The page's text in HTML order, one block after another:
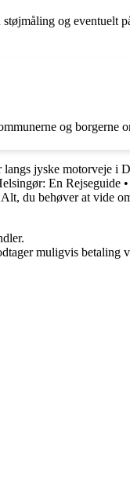
og eventuelt
og borgerne
langs jyske motorveje i
En Rejseguide •
Alt, du behøver at vide
muligvis betaling